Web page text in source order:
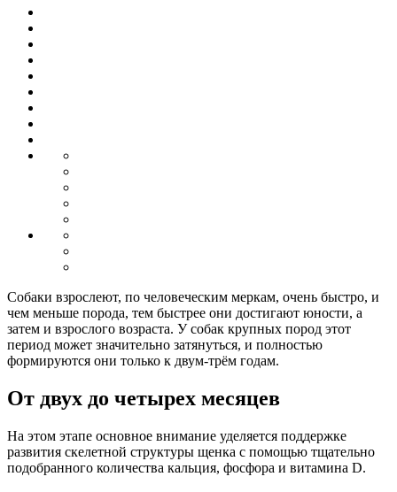
Собаки взрослеют, по человеческим меркам, очень быстро, и
чем меньше порода, тем быстрее они достигают юности, а
затем и взрослого возраста. У собак крупных пород этот
период может значительно затянуться, и полностью
формируются они только к двум-трём годам.
От двух до четырех месяцев
На этом этапе основное внимание уделяется поддержке
развития скелетной структуры щенка с помощью тщательно
подобранного количества кальция, фосфора и витамина D.